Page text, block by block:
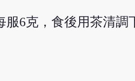
6克，食後用茶清調